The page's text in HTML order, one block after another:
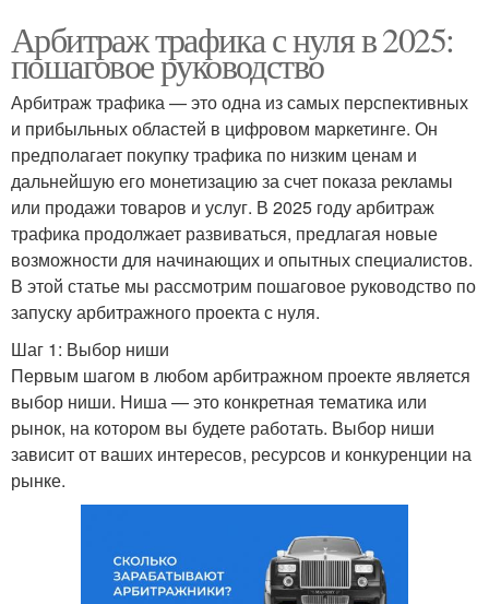
Арбитраж трафика с нуля в 2025:
пошаговое руководство
Арбитраж трафика — это одна из самых перспективных
и прибыльных областей в цифровом маркетинге. Он
предполагает покупку трафика по низким ценам и
дальнейшую его монетизацию за счет показа рекламы
или продажи товаров и услуг. В 2025 году арбитраж
трафика продолжает развиваться, предлагая новые
возможности для начинающих и опытных специалистов.
В этой статье мы рассмотрим пошаговое руководство по
запуску арбитражного проекта с нуля.
Шаг 1: Выбор ниши
Первым шагом в любом арбитражном проекте является
выбор ниши. Ниша — это конкретная тематика или
рынок, на котором вы будете работать. Выбор ниши
зависит от ваших интересов, ресурсов и конкуренции на
рынке.